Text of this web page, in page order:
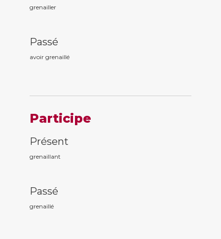
grenailler
Passé
avoir grenaillé
Participe
Présent
grenaillant
Passé
grenaillé